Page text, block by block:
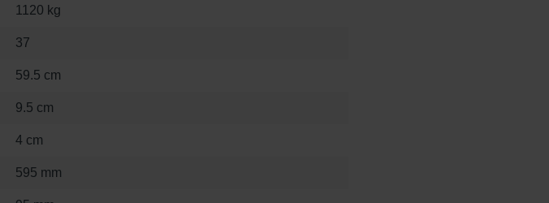
1120 kg
37
59.5 cm
9.5 cm
4 cm
595 mm